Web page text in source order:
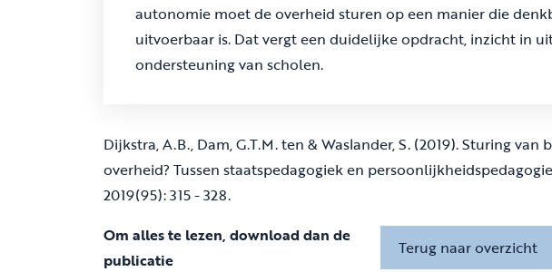
autonomie moet de overheid sturen op een manier die
uitvoerbaar is. Dat vergt een duidelijke opdracht, inzicht in
ondersteuning van scholen.
Dijkstra, A.B., Dam, G.T.M. ten & Waslander, S. (2019). Sturing
overheid? Tussen staatspedagogiek en
2019(95): 315 - 328.
Om alles te lezen, download dan de
publicatie
Terug naar overzicht